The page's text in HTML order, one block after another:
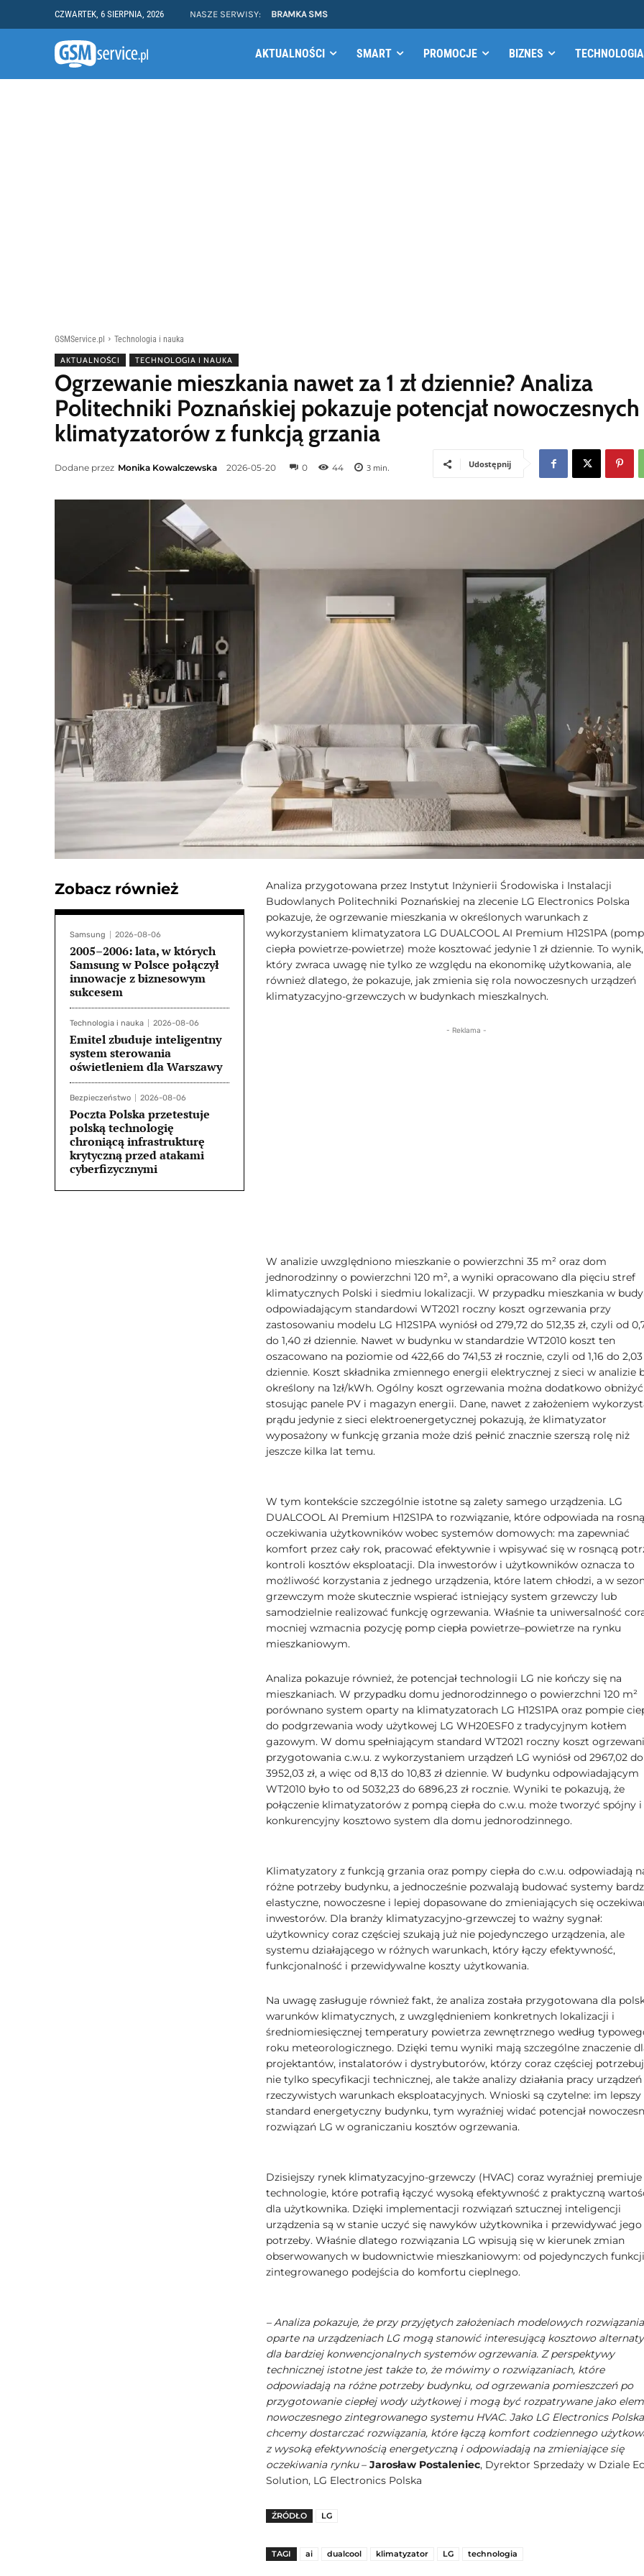
CZWARTEK, 6 SIERPNIA, 2026 NASZE SERWISY: BRAMKA SMS
AKTUALNOŚCI SMART PROMOCJE BIZNES
GSMService.pl Technologia i nauka
AKTUALNOŚCI TECHNOLOGIA I NAUKA
Ogrzewanie mieszkania nawet za 1 zł dziennie? Analiza
Politechniki Poznańskiej pokazuje potencjał nowoczesnych
klimatyzatorów z funkcją grzania
Dodane przez Monika Kowalczewska 2026-05-20 0 44 3 min. Udostępnij
Zobacz również
Samsung 2026-08-06
2005–2006: lata, w których
Samsung w Polsce połączył
innowacje z biznesowym
sukcesem
Technologia i nauka 2026-08-06
Emitel zbuduje inteligentny
system sterowania
oświetleniem dla Warszawy
Bezpieczeństwo 2026-08-06
Poczta Polska przetestuje
polską technologię
chroniącą infrastrukturę
krytyczną przed atakami
cyberfizycznymi
Analiza przygotowana przez Instytut Inżynierii Środowiska i Instalacji
Budowlanych Politechniki Poznańskiej na zlecenie LG Electronics Polska
pokazuje, że ogrzewanie mieszkania w określonych warunkach z
wykorzystaniem klimatyzatora LG DUALCOOL AI Premium H12S1PA
ciepła powietrze-powietrze) może kosztować jedynie 1 zł dziennie. To wynik,
który zwraca uwagę nie tylko ze względu na ekonomikę użytkowania, ale
również dlatego, że pokazuje, jak zmienia się rola nowoczesnych urządzeń
klimatyzacyjno-grzewczych w budynkach mieszkalnych.
- Reklama -
W analizie uwzględniono mieszkanie o powierzchni 35 m² oraz dom
jednorodzinny o powierzchni 120 m², a wyniki opracowano dla pięciu stref
klimatycznych Polski i siedmiu lokalizacji. W przypadku mieszkania w
odpowiadającym standardowi WT2021 roczny koszt ogrzewania przy
zastosowaniu modelu LG H12S1PA wyniósł od 279,72 do 512,35 zł, czyli od
do 1,40 zł dziennie. Nawet w budynku w standardzie WT2010 koszt ten
oszacowano na poziomie od 422,66 do 741,53 zł rocznie, czyli od 1,16 do 2,03
dziennie. Koszt składnika zmiennego energii elektrycznej z sieci w analizie
określony na 1zł/kWh. Ogólny koszt ogrzewania można dodatkowo obniżyć
stosując panele PV i magazyn energii. Dane, nawet z założeniem
prądu jedynie z sieci elektroenergetycznej pokazują, że klimatyzator
wyposażony w funkcję grzania może dziś pełnić znacznie szerszą rolę niż
jeszcze kilka lat temu.
W tym kontekście szczególnie istotne są zalety samego urządzenia. LG
DUALCOOL AI Premium H12S1PA to rozwiązanie, które odpowiada na
oczekiwania użytkowników wobec systemów domowych: ma zapewniać
komfort przez cały rok, pracować efektywnie i wpisywać się w rosnącą
kontroli kosztów eksploatacji. Dla inwestorów i użytkowników oznacza to
możliwość korzystania z jednego urządzenia, które latem chłodzi, a w
grzewczym może skutecznie wspierać istniejący system grzewczy lub
samodzielnie realizować funkcję ogrzewania. Właśnie ta uniwersalność
mocniej wzmacnia pozycję pomp ciepła powietrze–powietrze na rynku
mieszkaniowym.
Analiza pokazuje również, że potencjał technologii LG nie kończy się na
mieszkaniach. W przypadku domu jednorodzinnego o powierzchni 120 m²
porównano system oparty na klimatyzatorach LG H12S1PA oraz pompie
do podgrzewania wody użytkowej LG WH20ESF0 z tradycyjnym kotłem
gazowym. W domu spełniającym standard WT2021 roczny koszt
przygotowania c.w.u. z wykorzystaniem urządzeń LG wyniósł od 2967,02 do
3952,03 zł, a więc od 8,13 do 10,83 zł dziennie. W budynku odpowiadającym
WT2010 było to od 5032,23 do 6896,23 zł rocznie. Wyniki te pokazują, że
połączenie klimatyzatorów z pompą ciepła do c.w.u. może tworzyć spójny i
konkurencyjny kosztowo system dla domu jednorodzinnego.
Klimatyzatory z funkcją grzania oraz pompy ciepła do c.w.u. odpowiadają
różne potrzeby budynku, a jednocześnie pozwalają budować systemy
elastyczne, nowoczesne i lepiej dopasowane do zmieniających się
inwestorów. Dla branży klimatyzacyjno-grzewczej to ważny sygnał:
użytkownicy coraz częściej szukają już nie pojedynczego urządzenia, ale
systemu działającego w różnych warunkach, który łączy efektywność,
funkcjonalność i przewidywalne koszty użytkowania.
Na uwagę zasługuje również fakt, że analiza została przygotowana dla
warunków klimatycznych, z uwzględnieniem konkretnych lokalizacji i
średniomiesięcznej temperatury powietrza zewnętrznego według
roku meteorologicznego. Dzięki temu wyniki mają szczególne znaczenie
projektantów, instalatorów i dystrybutorów, którzy coraz częściej
nie tylko specyfikacji technicznej, ale także analizy działania pracy
rzeczywistych warunkach eksploatacyjnych. Wnioski są czytelne: im lepszy
standard energetyczny budynku, tym wyraźniej widać potencjał
rozwiązań LG w ograniczaniu kosztów ogrzewania.
Dzisiejszy rynek klimatyzacyjno-grzewczy (HVAC) coraz wyraźniej premiuje
technologie, które potrafią łączyć wysoką efektywność z praktyczną
dla użytkownika. Dzięki implementacji rozwiązań sztucznej inteligencji
urządzenia są w stanie uczyć się nawyków użytkownika i przewidywać jego
potrzeby. Właśnie dlatego rozwiązania LG wpisują się w kierunek zmian
obserwowanych w budownictwie mieszkaniowym: od pojedynczych
zintegrowanego podejścia do komfortu cieplnego.
– Analiza pokazuje, że przy przyjętych założeniach modelowych rozwiązania
oparte na urządzeniach LG mogą stanowić interesującą kosztowo
dla bardziej konwencjonalnych systemów ogrzewania. Z perspektywy
technicznej istotne jest także to, że mówimy o rozwiązaniach, które
odpowiadają na różne potrzeby budynku, od ogrzewania pomieszczeń po
przygotowanie ciepłej wody użytkowej i mogą być rozpatrywane jako
nowoczesnego zintegrowanego systemu HVAC. Jako LG Electronics Polska
chcemy dostarczać rozwiązania, które łączą komfort codziennego
z wysoką efektywnością energetyczną i odpowiadają na zmieniające się
oczekiwania rynku–Jarosław Postaleniec, Dyrektor Sprzedaży w Dziale
Solution, LG Electronics Polska
ŹRÓDŁO LG
TAGI ai dualcool klimatyzator LG technologia